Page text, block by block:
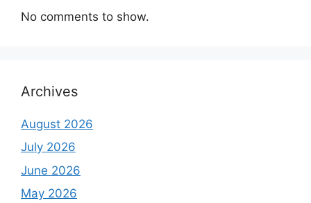
No comments to show.
Archives
August 2026
July 2026
June 2026
May 2026